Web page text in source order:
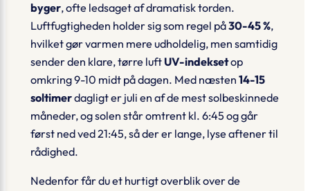
byger, ofte ledsaget af dramatisk torden.
Luftfugtigheden holder sig som regel på30-45 %,
hvilket gør varmen mere udholdelig, men samtidig
sender den klare, tørre luft UV-indeksetop
omkring 9-10 midt på dagen. Med næsten 14-15
soltimerdagligt er juli en af de mest solbeskinnede
måneder, og solen står omtrent kl. 6:45 og går
først ned ved 21:45, så der er lange, lyse aftener til
rådighed.
Nedenfor får du et hurtigt overblik over de